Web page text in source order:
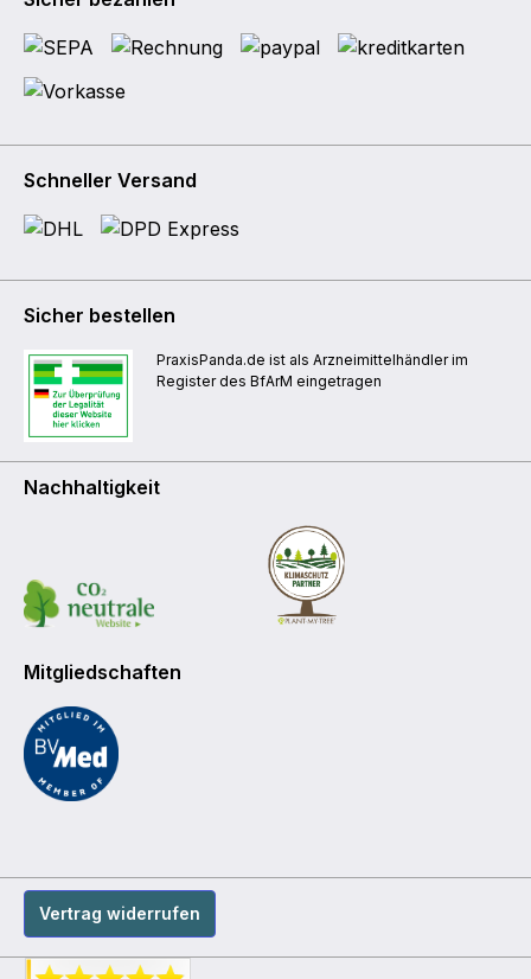
Schneller Versand
Sicher bestellen
PraxisPanda.de ist als Arzneimittelhändler im
Register des BfArM eingetragen
Nachhaltigkeit
Mitgliedschaften
Vertrag widerrufen